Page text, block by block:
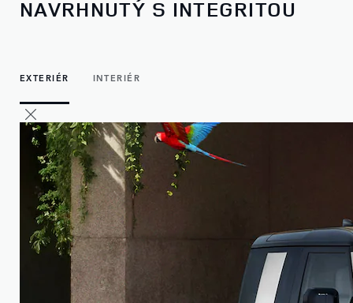
NAVRHNUTÝ S INTEGRITOU
EXTERIÉR INTERIÉR